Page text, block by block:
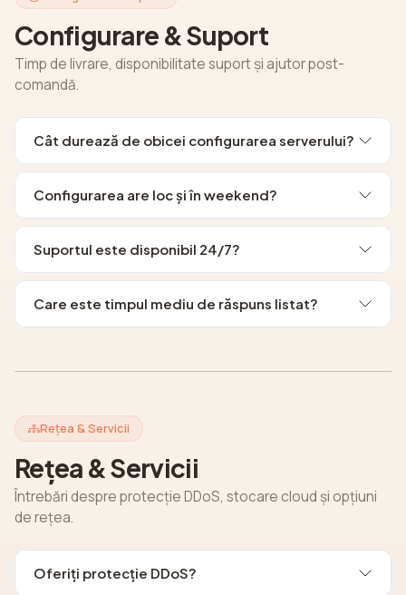
Configurare & Suport
Timp de livrare, disponibilitate suport și ajutor post-
comandă.
Cât durează de obicei configurarea serverului?
Configurarea are loc și în weekend?
Suportul este disponibil 24/7?
Care este timpul mediu de răspuns listat?
Rețea & Servicii
Rețea & Servicii
Întrebări despre protecție DDoS, stocare cloud și opțiuni
de rețea.
Oferiți protecție DDoS?